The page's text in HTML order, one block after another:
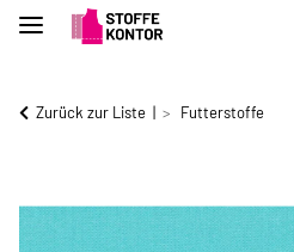
Zurück zur Liste Futterstoffe